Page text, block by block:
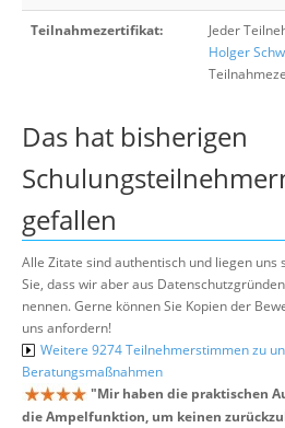
Teilnahmezertifikat: Jeder
Holger
Das hat bisherigen
gefallen
Alle Zitate sind authentisch und liegen
Sie, dass wir aber aus
nennen. Gerne können Sie Kopien der
uns anfordern!
Weitere 9274 Teilnehmerstimmen zu
Beratungsmaßnahmen
"Mir haben die praktischen
die Ampelfunktion, um keinen